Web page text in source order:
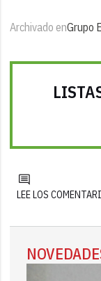
Archivado enGrupo
LEE LOS